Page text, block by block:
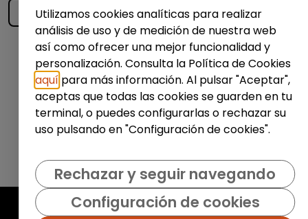
Enviar
Utilizamos cookies analíticas para realizar
análisis de uso y de medición de nuestra web
así como ofrecer una mejor funcionalidad y
personalización. Consulta la Política de Cookies
aquí para más información. Al pulsar "Aceptar",
aceptas que todas las cookies se guarden en tu
terminal, o puedes configurarlas o rechazar su
uso pulsando en "Configuración de cookies".
Rechazar y seguir navegando
Configuración de cookies